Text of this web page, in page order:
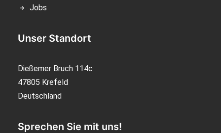
Jobs
Unser Standort
Dießemer Bruch 114c
47805 Krefeld
Deutschland
Sprechen Sie mit uns!